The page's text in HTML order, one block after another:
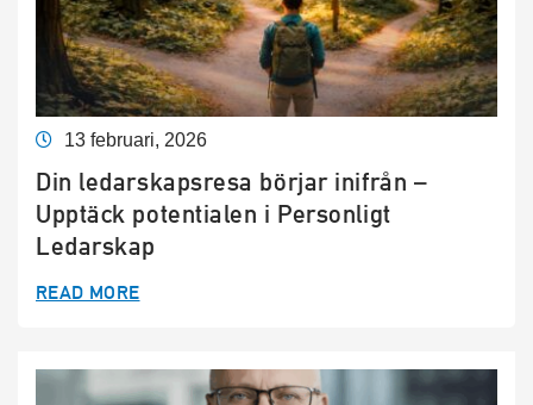
13 februari, 2026
Din ledarskapsresa börjar inifrån –
Upptäck potentialen i Personligt
Ledarskap
READ MORE